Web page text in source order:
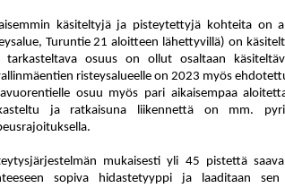
käsiteltyjä ja pisteytettyjä kohteita on
Turuntie 21 aloitteen lähettyvillä) on
tarkasteltava osuus on ollut osaltaan
risteysalueelle on 2023 myös
osuu myös pari aikaisempaa
ja ratkaisuna liikennettä on mm.
mukaisesti yli 45 pistettä
sopiva hidastetyyppi ja laaditaan sen